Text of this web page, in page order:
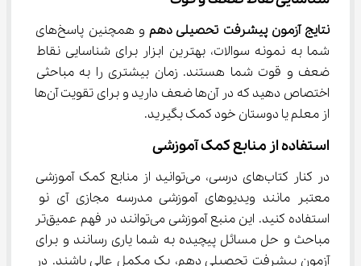
نتایج آزمون پیشرفت تحصیلی دهم
و همچنین پاسخ‌های
شما به نمونه سوالات، بهترین ابزار برای شناسایی نقاط
ضعف و قوت شما هستند. زمان بیشتری را به مباحثی
اختصاص دهید که در آن‌ها ضعف دارید و برای تقویت آن‌ها
از معلم یا دوستان خود کمک بگیرید.
استفاده از منابع کمک آموزشی
در کنار کتاب‌های درسی، می‌توانید از منابع کمک آموزشی
معتبر مانند ویدیوهای آموزشی مدرسه مجازی آی نو
استفاده کنید. این منبع آموزشی می‌توانند در فهم عمیق‌تر
مباحث و حل مسائل پیچیده به شما یاری رسانند و برای
آزمون پیشرفت تحصیلی دهم، یک مکمل عالی باشند. در